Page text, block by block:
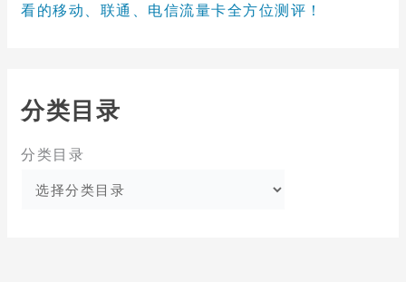
看的移动、联通、电信流量卡全方位测评！
分类目录
分类目录